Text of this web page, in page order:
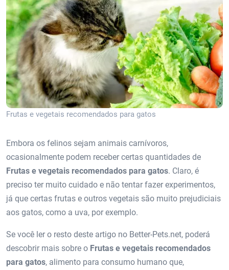
Frutas e vegetais recomendados para gatos
Embora os felinos sejam animais carnívoros,
ocasionalmente podem receber certas quantidades de
Frutas e vegetais recomendados para gatos. Claro, é
preciso ter muito cuidado e não tentar fazer experimentos,
já que certas frutas e outros vegetais são muito prejudiciais
aos gatos, como a uva, por exemplo.
Se você ler o resto deste artigo no Better-Pets.net, poderá
descobrir mais sobre o Frutas e vegetais recomendados
para gatos, alimento para consumo humano que,